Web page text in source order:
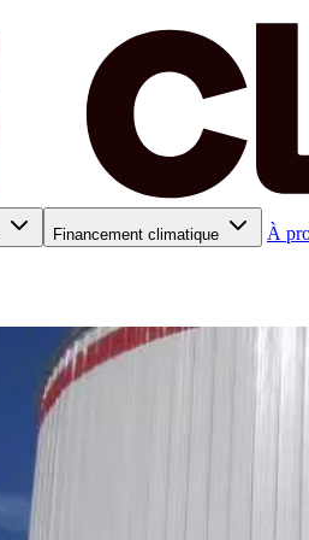
Financement climatique À